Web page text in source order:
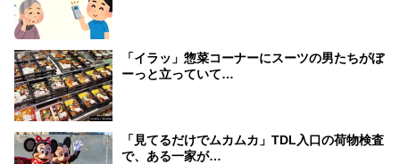
「イラッ」惣菜コーナーにスーツの男たちがぼ
ーっと立っていて…
「見てるだけでムカムカ」TDL入口の荷物検査
で、ある一家が…